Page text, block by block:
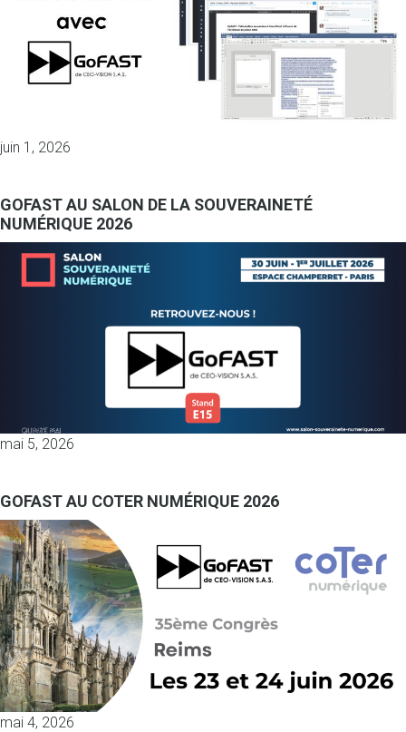
juin 1, 2026
GOFAST AU SALON DE LA SOUVERAINETÉ
NUMÉRIQUE 2026
mai 5, 2026
GOFAST AU COTER NUMÉRIQUE 2026
mai 4, 2026